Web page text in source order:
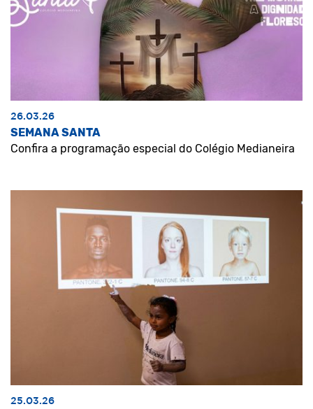
26.03.26
SEMANA SANTA
Confira a programação especial do Colégio Medianeira
25.03.26